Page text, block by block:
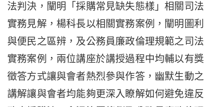
法判決，闡明「採購常見缺失態樣」相關司法
實務見解，楊科長以相關實務案例，闡明圖利
與便民之區辨，及公務員廉政倫理規範之司法
實務案例，兩位講座於講授過程中均輔以有獎
徵答方式讓與會者熱烈參與作答，幽默生動之
講解讓與會者均能夠更深入瞭解如何避免違反